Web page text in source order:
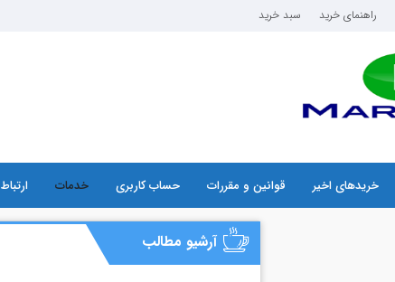
راهنمای خرید سبد خرید
خریدهای اخیر قوانین و مقررات حساب کاربری خدمات
آرشیو مطالب